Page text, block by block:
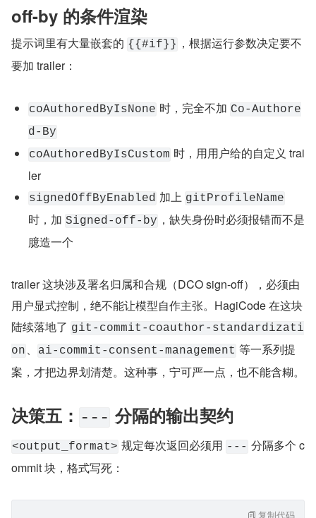
off-by 的条件渲染
提示词里有大量嵌套的 {{#if}} ，根据运行参数决定要不
要加 trailer：
coAuthoredByIsNone 时，完全不加 Co-Authore
d-By
coAuthoredByIsCustom 时，用用户给的自定义 trai
ler
signedOffByEnabled 加上 gitProfileName
时，加 Signed-off-by ，缺失身份时必须报错而不是
臆造一个
trailer 这块涉及署名归属和合规（DCO sign-off），必须由
用户显式控制，绝不能让模型自作主张。HagiCode 在这块
陆续落地了 git-commit-coauthor-standardizati
on 、 ai-commit-consent-management 等一系列提
案，才把边界划清楚。这种事，宁可严一点，也不能含糊。
决策五： --- 分隔的输出契约
<output_format> 规定每次返回必须用 --- 分隔多个 c
ommit 块，格式写死：
复制代码